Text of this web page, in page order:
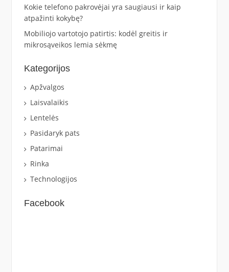
Kokie telefono pakrovėjai yra saugiausi ir kaip
atpažinti kokybę?
Mobiliojo vartotojo patirtis: kodėl greitis ir
mikrosąveikos lemia sėkmę
Kategorijos
Apžvalgos
Laisvalaikis
Lentelės
Pasidaryk pats
Patarimai
Rinka
Technologijos
Facebook